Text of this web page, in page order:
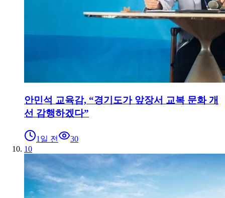
안민석 교육감, “경기도가 앞장서 교복 문화 개
선 감행하겠다”
1일 전
30
10